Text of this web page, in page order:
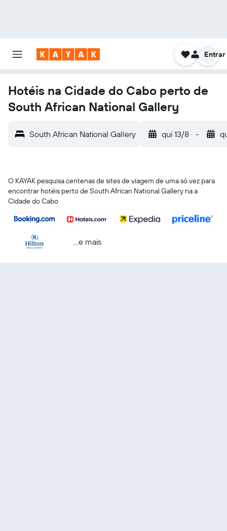
Entrar
Hotéis na Cidade do Cabo perto de
South African National Gallery
South African National Gallery qui 13/8 -
O KAYAK pesquisa centenas de sites de viagem de uma só vez para
encontrar hotéis perto de South African National Gallery na a
Cidade do Cabo
...e mais